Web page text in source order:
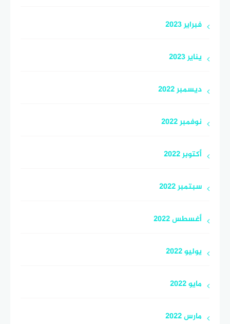
فبراير 2023
يناير 2023
ديسمبر 2022
نوفمبر 2022
أكتوبر 2022
سبتمبر 2022
أغسطس 2022
يوليو 2022
مايو 2022
مارس 2022